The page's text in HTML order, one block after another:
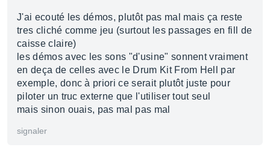
J'ai ecouté les démos, plutôt pas mal mais ça reste
tres cliché comme jeu (surtout les passages en fill de
caisse claire)
les démos avec les sons "d'usine" sonnent vraiment
en deça de celles avec le Drum Kit From Hell par
exemple, donc à priori ce serait plutôt juste pour
piloter un truc externe que l'utiliser tout seul
mais sinon ouais, pas mal pas mal
signaler